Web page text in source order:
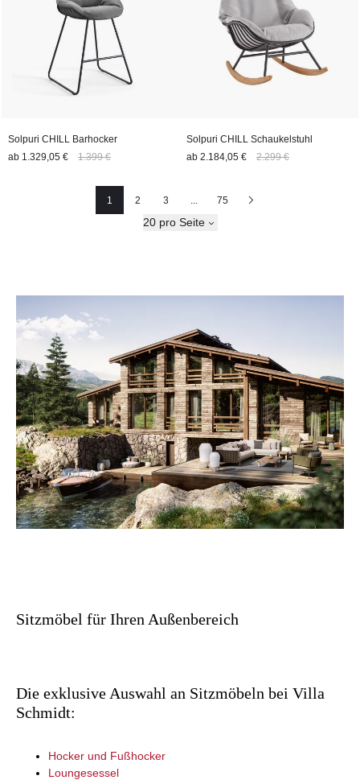
Solpuri CHILL Barhocker
ab 1.329,05 € 1.399 €
Solpuri CHILL Schaukelstuhl
ab 2.184,05 € 2.299 €
Seite
1
Seite
2
Seite
3 75
Nächste
20 pro Seite
Sitzmöbel für Ihren Außenbereich
Die exklusive Auswahl an Sitzmöbeln bei Villa
Schmidt:
Hocker und Fußhocker
Loungesessel